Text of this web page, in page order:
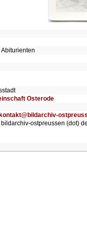
Abiturienten
Osterode
kontakt@bildarchiv-
ostpreussen (dot)